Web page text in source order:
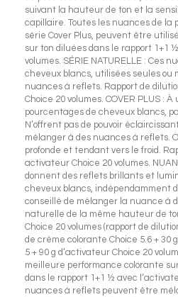
suivant la hauteur de ton et la
capillaire. Toutes les nuances de la
série Cover Plus, peuvent être
sur ton diluées dans le rapport 1+1
volumes. SÉRIE NATURELLE : Ces
cheveux blancs, utilisées seules ou
nuances à reflets. Rapport de
Choice 20 volumes. COVER PLUS :
pourcentages de cheveux blancs,
N’offrent pas de pouvoir
mélanger à des nuances à reflets.
profonde et tendant vers le froid.
activateur Choice 20 volumes.
donnent des reflets brillants et
cheveux blancs, indépendamment
conseillé de mélanger la nuance à
naturelle de la même hauteur de
Choice 20 volumes (rapport de
de crème colorante Choice 5.6 + 30
5 + 90 g d’activateur Choice 20
meilleure performance colorante
dans le rapport 1+1 ½ avec
nuances à reflets peuvent être